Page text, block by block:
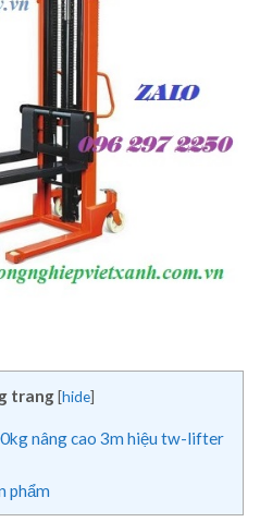
trang [hide]
nâng cao 3m hiệu tw-lifter
phẩm